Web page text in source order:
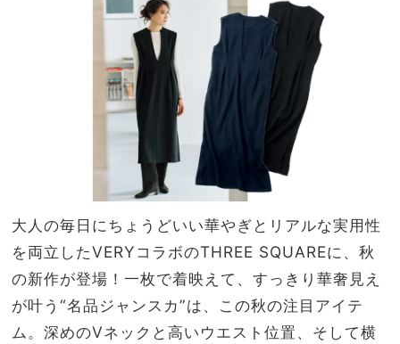
家族
旅】
を
大人の毎日にちょうどいい華やぎとリアルな実用性
を両立したVERYコラボのTHREE SQUAREに、秋
の新作が登場！一枚で着映えて、すっきり華奢見え
が叶う“名品ジャンスカ”は、この秋の注目アイテ
ム。深めのVネックと高いウエスト位置、そして横